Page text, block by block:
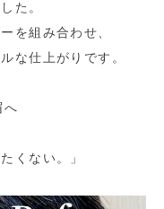
た。
を組み合わせ、
な仕上がりです。
へ
くない。」